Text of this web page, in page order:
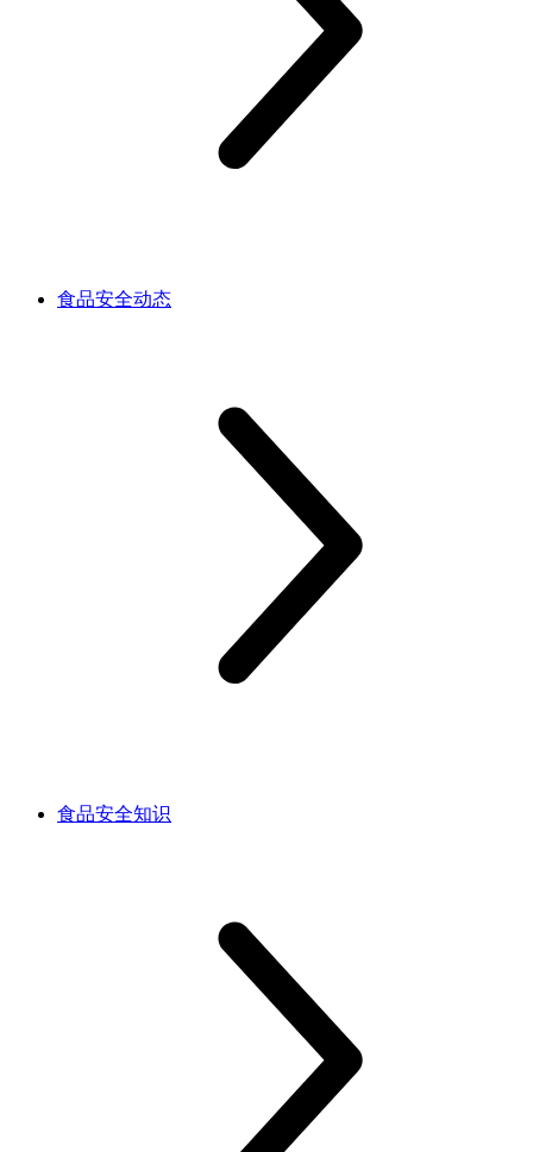
食品安全动态
食品安全知识